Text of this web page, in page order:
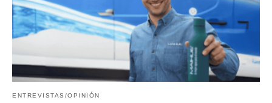
ENTREVISTAS/OPINIÓN